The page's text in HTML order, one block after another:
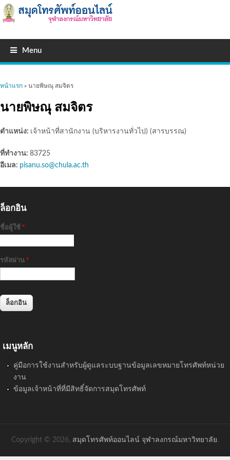
Menu
คุณอยู่ที่นี่
หน้าแรก » นายพิษณุ สมจิตร
นายพิษณุ สมจิตร
ตำแหน่ง: เจ้าหน้าที่สานักงาน (บริหารงานทั่วไป) (สารบรรณ)
ที่ทำงาน: 83725
อีเมล: pisanu.so@chula.ac.th
ล็อกอิน
ชื่อผู้ใช้ *
รหัสผ่าน *
เมนูหลัก
คู่มือการใช้งานสำหรับผู้ดูแลระบบฐานข้อมูลเลขหมายโทรศัพท์หน่วย
งาน
ข้อมูลเจ้าหน้าที่ที่มีสิทธิ์จัดการสมุดโทรศัพท์
Copyright © 2026, สมุดโทรศัพท์ออนไลน์ จุฬาลงกรณ์มหาวิทยาลัย.